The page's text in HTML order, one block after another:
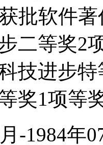
批软件
二等奖2
技进步
奖1项等
1984年